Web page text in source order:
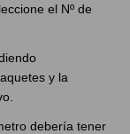
el Nº de
y la
debería tener